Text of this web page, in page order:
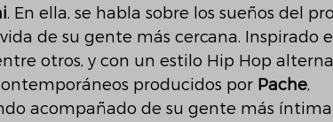
. En ella, se habla sobre los sueños del
de su gente más cercana. Inspirado
otros, y con un estilo Hip Hop
producidos por Pache,
acompañado de su gente más